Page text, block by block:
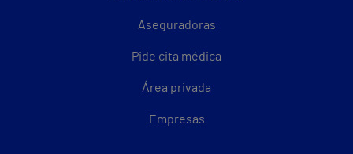
Aseguradoras
Pide cita médica
Área privada
Empresas